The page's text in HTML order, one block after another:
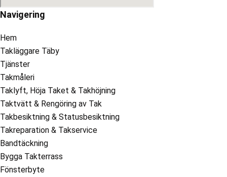
Navigering
Hem
Takläggare Täby
Tjänster
Takmåleri
Taklyft, Höja Taket & Takhöjning
Taktvätt & Rengöring av Tak
Takbesiktning & Statusbesiktning
Takreparation & Takservice
Bandtäckning
Bygga Takterrass
Fönsterbyte